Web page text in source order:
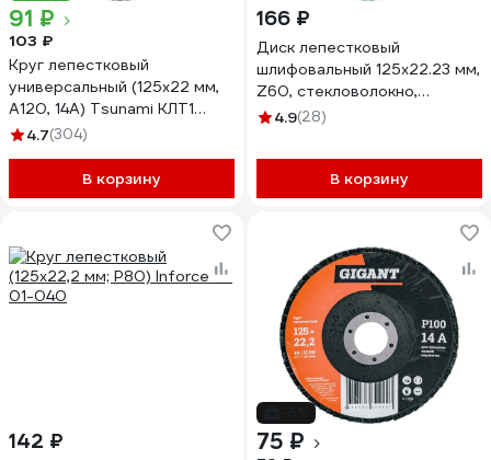
91 ₽
103 ₽
Круг лепестковый
универсальный (125х22 мм,
А120, 14А) Tsunami КЛТ1
D96100000012582
4.7(304)
В корзину
166 ₽
Диск лепестковый
шлифовальный 125x22.23 мм,
Z60, стекловолокно,
угловой Makita D-63797
4.9(28)
В корзину
142 ₽ 75 ₽